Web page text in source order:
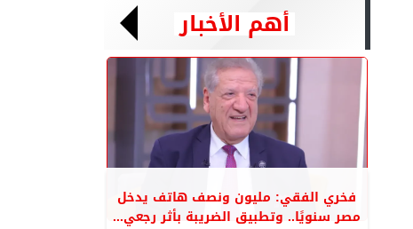
أهم الأخبار
فخري الفقي: مليون ونصف هاتف يدخل
مصر سنويًا.. وتطبيق الضريبة بأثر رجعي...